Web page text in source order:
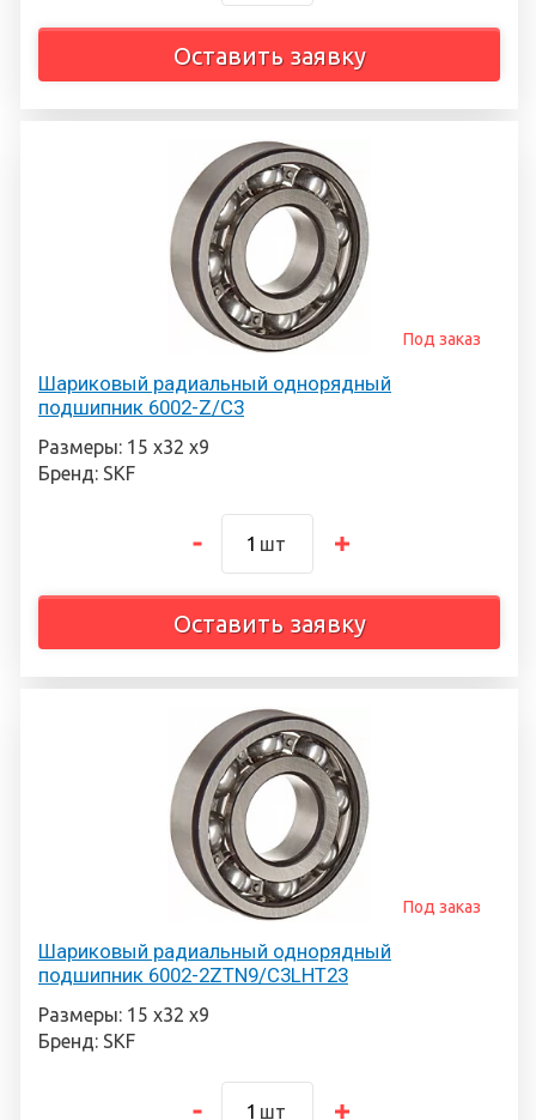
Оставить заявку
Шариковый радиальный однорядный
подшипник 6002-Z/C3
Под заказ
Размеры: 15 х32 х9
Бренд: SKF
шт
Оставить заявку
Шариковый радиальный однорядный
подшипник 6002-2ZTN9/C3LHT23
Под заказ
Размеры: 15 х32 х9
Бренд: SKF
шт